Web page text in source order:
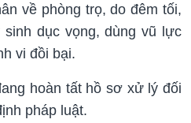
về phòng trọ, do đêm tối,
dục vọng, dùng vũ lực
vi đồi bại.
hoàn tất hồ sơ xử lý đối
pháp luật.